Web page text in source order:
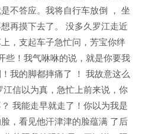
不答应。我将自行车放倒 ， 坐
再摸下去了。 没多久罗江走近
，支起车子急忙问，芳宝你绊
些！我气咻咻的说，就是你要我
我的脚都摔痛了 ！ 我故意这么
信以为真，急忙上前来说，你
我能走早就走了！你以为我是
，看见他汗津津的脸蕴满 了后